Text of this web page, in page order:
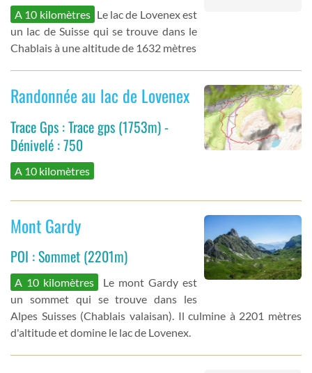
A 10 kilomètres Le lac de Lovenex est
un lac de Suisse qui se trouve dans le
Chablais à une altitude de 1632 mètres
Randonnée au lac de Lovenex
Trace Gps : Trace gps (1753m) -
Dénivelé : 750
A 10 kilomètres
Mont Gardy
POI : Sommet (2201m)
A 10 kilomètres
Le mont Gardy est
un sommet qui se trouve dans les
Alpes Suisses (Chablais valaisan). Il culmine à 2201 mètres
d'altitude et domine le lac de Lovenex.